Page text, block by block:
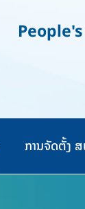
ການຈັດຕັ້ງ